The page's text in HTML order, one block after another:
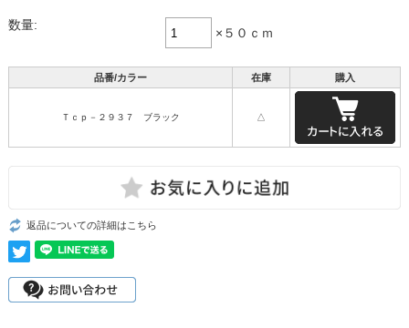
数量:
×５０ｃｍ
品番/カラー 在庫 購入
Ｔｃｐ－２９３７ ブラック △
返品についての詳細はこちら